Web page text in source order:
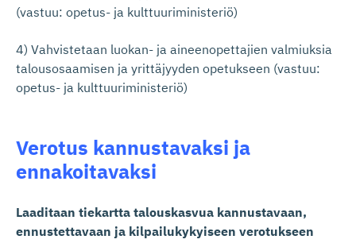
(vastuu: opetus- ja kulttuuriministeriö)
4) Vahvistetaan luokan- ja aineenopettajien valmiuksia
talousosaamisen ja yrittäjyyden opetukseen (vastuu:
opetus- ja kulttuuriministeriö)
Verotus kannustavaksi ja
ennakoitavaksi
Laaditaan tiekartta talouskasvua kannustavaan,
ennustettavaan ja kilpailukykyiseen verotukseen